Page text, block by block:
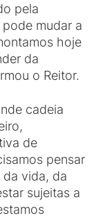
pela
mudar a
hoje
da
o Reitor.
cadeia
de
pensar
da vida, da
sujeitas a